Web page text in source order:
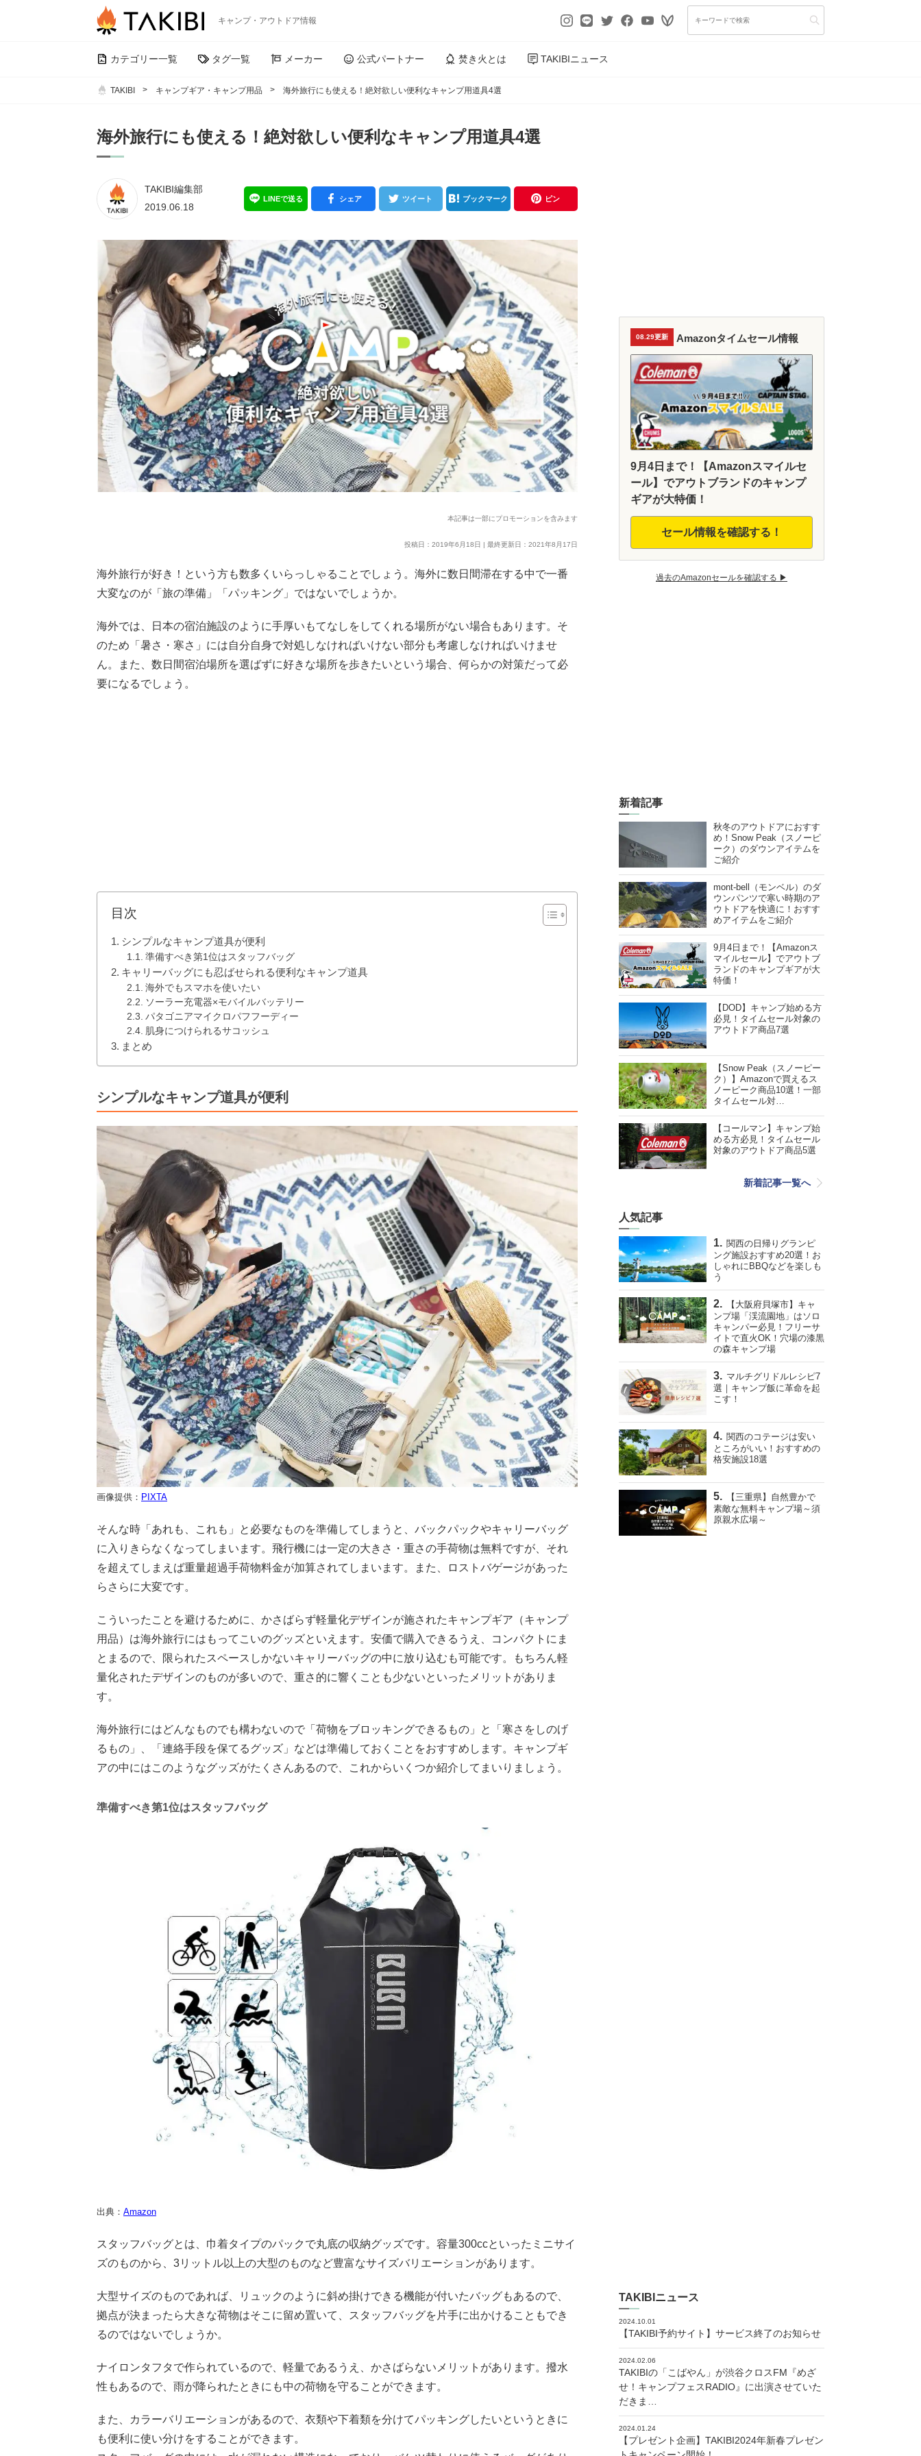
キャンプ・アウトドア情報
カテゴリー一覧 タグ一覧 メーカー 公式パートナー 焚き火とは TAKIBIニュース
TAKIBI キャンプギア・キャンプ用品 海外旅行にも使える！絶対欲しい便利なキャンプ用道具4選
海外旅行にも使える！絶対欲しい便利なキャンプ用道具4選
TAKIBI編集部
2019.06.18
LINEで送る シェア ツイート ブックマーク ピン
本記事は一部にプロモーションを含みます
投稿日：2019年6月18日 | 最終更新日：2021年8月17日
海外旅行が好き！という方も数多くいらっしゃることでしょう。海外に数日間滞在する中で一番
大変なのが「旅の準備」「パッキング」ではないでしょうか。
海外では、日本の宿泊施設のように手厚いもてなしをしてくれる場所がない場合もあります。そ
のため「暑さ・寒さ」には自分自身で対処しなければいけない部分も考慮しなければいけませ
ん。また、数日間宿泊場所を選ばずに好きな場所を歩きたいという場合、何らかの対策だって必
要になるでしょう。
目次
シンプルなキャンプ道具が便利
準備すべき第1位はスタッフバッグ
キャリーバッグにも忍ばせられる便利なキャンプ道具
海外でもスマホを使いたい
ソーラー充電器×モバイルバッテリー
パタゴニアマイクロパフフーディー
肌身につけられるサコッシュ
まとめ
シンプルなキャンプ道具が便利
画像提供： PIXTA
そんな時「あれも、これも」と必要なものを準備してしまうと、バックパックやキャリーバッグ
に入りきらなくなってしまいます。飛行機には一定の大きさ・重さの手荷物は無料ですが、それ
を超えてしまえば重量超過手荷物料金が加算されてしまいます。また、ロストバゲージがあった
らさらに大変です。
こういったことを避けるために、かさばらず軽量化デザインが施されたキャンプギア（キャンプ
用品）は海外旅行にはもってこいのグッズといえます。安価で購入できるうえ、コンパクトにま
とまるので、限られたスペースしかないキャリーバッグの中に放り込むも可能です。もちろん軽
量化されたデザインのものが多いので、重さ的に響くことも少ないといったメリットがありま
す。
海外旅行にはどんなものでも構わないので「荷物をブロッキングできるもの」と「寒さをしのげ
るもの」、「連絡手段を保てるグッズ」などは準備しておくことをおすすめします。キャンプギ
アの中にはこのようなグッズがたくさんあるので、これからいくつか紹介してまいりましょう。
準備すべき第1位はスタッフバッグ
出典： Amazon
スタッフバッグとは、巾着タイプのパックで丸底の収納グッズです。容量300ccといったミニサイ
ズのものから、3リットル以上の大型のものなど豊富なサイズバリエーションがあります。
大型サイズのものであれば、リュックのように斜め掛けできる機能が付いたバッグもあるので、
拠点が決まったら大きな荷物はそこに留め置いて、スタッフバッグを片手に出かけることもでき
るのではないでしょうか。
ナイロンタフタで作られているので、軽量であるうえ、かさばらないメリットがあります。撥水
性もあるので、雨が降られたときにも中の荷物を守ることができます。
また、カラーバリエーションがあるので、衣類や下着類を分けてパッキングしたいというときに
も便利に使い分けをすることができます。
08.29更新 Amazonタイムセール情報
9月4日まで！【Amazonスマイルセ
ール】でアウトブランドのキャンプ
ギアが大特価！
セール情報を確認する！
過去のAmazonセールを確認する ▶︎
新着記事
秋冬のアウトドアにおすす
め！Snow Peak（スノーピ
ーク）のダウンアイテムを
ご紹介
mont-bell（モンベル）のダ
ウンパンツで寒い時期のア
ウトドアを快適に！おすす
めアイテムをご紹介
9月4日まで！【Amazonス
マイルセール】でアウトブ
ランドのキャンプギアが大
特価！
【DOD】キャンプ始める方
必見！タイムセール対象の
アウトドア商品7選
【Snow Peak（スノーピー
ク）】Amazonで買えるス
ノーピーク商品10選！一部
タイムセール対…
【コールマン】キャンプ始
める方必見！タイムセール
対象のアウトドア商品5選
新着記事一覧へ
人気記事
関西の日帰りグランピ
ング施設おすすめ20選！お
しゃれにBBQなどを楽しも
う
【大阪府貝塚市】キャ
ンプ場「渓流園地」はソロ
キャンパー必見！フリーサ
イトで直火OK！穴場の漆黒
の森キャンプ場
マルチグリドルレシピ7
選｜キャンプ飯に革命を起
こす！
関西のコテージは安い
ところがいい！おすすめの
格安施設18選
【三重県】自然豊かで
素敵な無料キャンプ場～須
原親水広場～
TAKIBIニュース
2024.10.01
【TAKIBI予約サイト】サービス終了のお知らせ
2024.02.06
TAKIBIの「こばやん」が渋谷クロスFM『めざ
せ！キャンプフェスRADIO』に出演させていた
だきま…
2024.01.24
【プレゼント企画】TAKIBI2024年新春プレゼン